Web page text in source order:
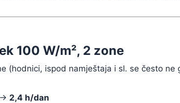
100 W/m², 2 zone
(hodnici, ispod namještaja i sl. se često ne
2,4 h/dan